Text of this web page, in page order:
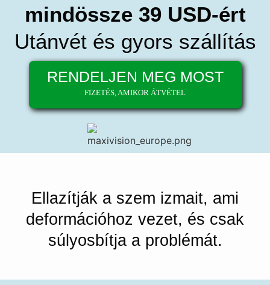
mindössze 39 USD-ért
Utánvét és gyors szállítás
RENDELJEN MEG MOST
FIZETÉS, AMIKOR ÁTVÉTEL
Ellazítják a szem izmait, ami
deformációhoz vezet, és csak
súlyosbítja a problémát.